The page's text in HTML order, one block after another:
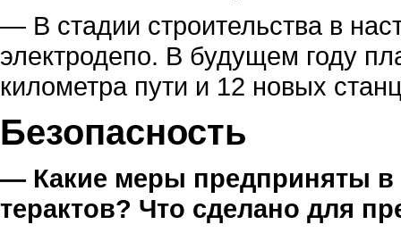
— В стадии строительства в
электродепо. В будущем году
километра пути и 12 новых
Безопасность
— Какие меры предприняты в
терактов? Что сделано для